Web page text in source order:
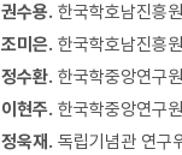
권수용. 한국학호남진흥
조미은. 한국학호남진흥
정수환. 한국학중앙연구
이현주. 한국학중앙연구
정욱재. 독립기념관 연구